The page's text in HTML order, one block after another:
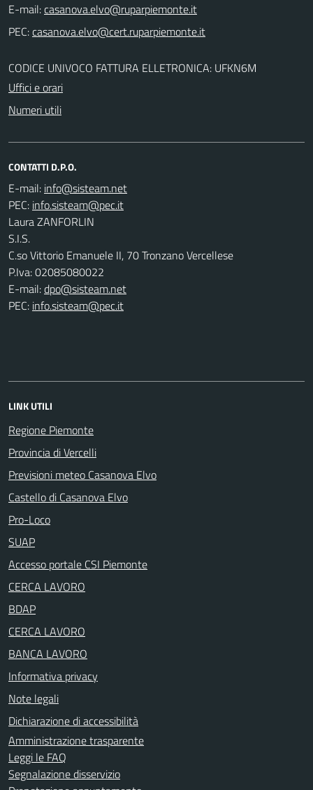
E-mail:
PEC:
CODICE UNIVOCO FATTURA ELLETRONICA: UFKN6M
Uffici e orari
Numeri utili
CONTATTI D.P.O.
E-mail:
PEC:
Laura ZANFORLIN
S.I.S.
C.so Vittorio Emanuele II, 70 Tronzano Vercellese
P.Iva: 02085080022
E-mail:dpo@sisteam.net
PEC: info.sisteam@pec.it
LINK UTILI
Regione Piemonte
Provincia di Vercelli
Previsioni meteo Casanova Elvo
Castello di Casanova Elvo
Pro-Loco
SUAP
Accesso portale CSI Piemonte
CERCA LAVORO
BDAP
CERCA LAVORO
BANCA LAVORO
Informativa privacy
Note legali
Dichiarazione di accessibilità
Amministrazione trasparente
Leggi le FAQ
Segnalazione disservizio